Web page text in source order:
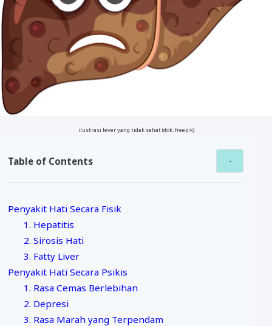
ilustrasi lever yang tidak sehat (dok. freepik)
Table of Contents
Penyakit Hati Secara Fisik
1. Hepatitis
2. Sirosis Hati
3. Fatty Liver
Penyakit Hati Secara Psikis
1. Rasa Cemas Berlebihan
2. Depresi
3. Rasa Marah yang Terpendam